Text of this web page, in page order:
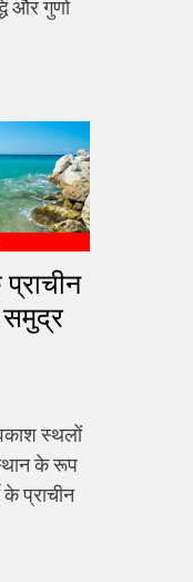
और गुणों
समुद्र
स्थलों
के रूप
के प्राचीन